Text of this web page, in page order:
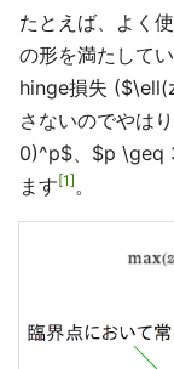
たとえば、よく
の形を満たして
hinge損失
さないのでやは
0)^p$、$p \geq
ます 1 。